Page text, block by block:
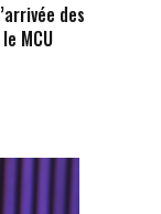
des
MCU